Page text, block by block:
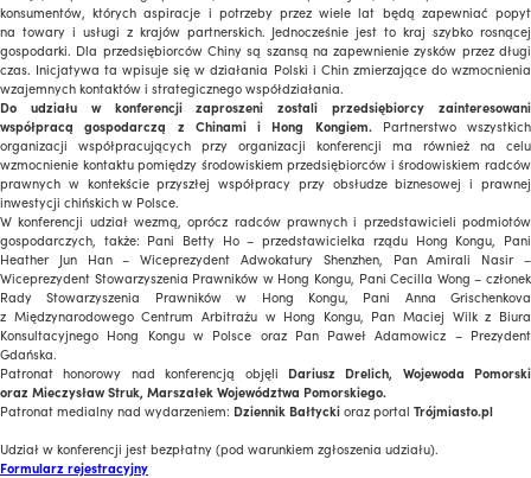
konsumentów, których aspiracje i potrzeby przez wiele lat będą zapewniać popyt
na towary i usługi z krajów partnerskich. Jednocześnie jest to kraj szybko rosnącej
gospodarki. Dla przedsiębiorców Chiny są szansą na zapewnienie zysków przez długi
czas. Inicjatywa ta wpisuje się w działania Polski i Chin zmierzające do wzmocnienia
wzajemnych kontaktów i strategicznego współdziałania.
Do udziału w konferencji zaproszeni zostali przedsiębiorcy zainteresowani
współpracą gospodarczą z Chinami i Hong Kongiem. Partnerstwo wszystkich
organizacji współpracujących przy organizacji konferencji ma również na celu
wzmocnienie kontaktu pomiędzy środowiskiem przedsiębiorców i środowiskiem radców
prawnych w kontekście przyszłej współpracy przy obsłudze biznesowej i prawnej
inwestycji chińskich w Polsce.
W konferencji udział wezmą, oprócz radców prawnych i przedstawicieli podmiotów
gospodarczych, także: Pani Betty Ho – przedstawicielka rządu Hong Kongu, Pani
Heather Jun Han – Wiceprezydent Adwokatury Shenzhen, Pan Amirali Nasir –
Wiceprezydent Stowarzyszenia Prawników w Hong Kongu, Pani Cecilla Wong – członek
Rady Stowarzyszenia Prawników w Hong Kongu, Pani Anna Grischenkova
z Międzynarodowego Centrum Arbitrażu w Hong Kongu, Pan Maciej Wilk z Biura
Konsultacyjnego Hong Kongu w Polsce oraz Pan Paweł Adamowicz – Prezydent
Gdańska.
Patronat honorowy nad konferencją objęli Dariusz Drelich, Wojewoda Pomorski
oraz Mieczysław Struk, Marszałek Województwa Pomorskiego.
Patronat medialny nad wydarzeniem: Dziennik Bałtyckioraz portal Trójmiasto.pl
Udział w konferencji jest bezpłatny (pod warunkiem zgłoszenia udziału).
Formularz rejestracyjny